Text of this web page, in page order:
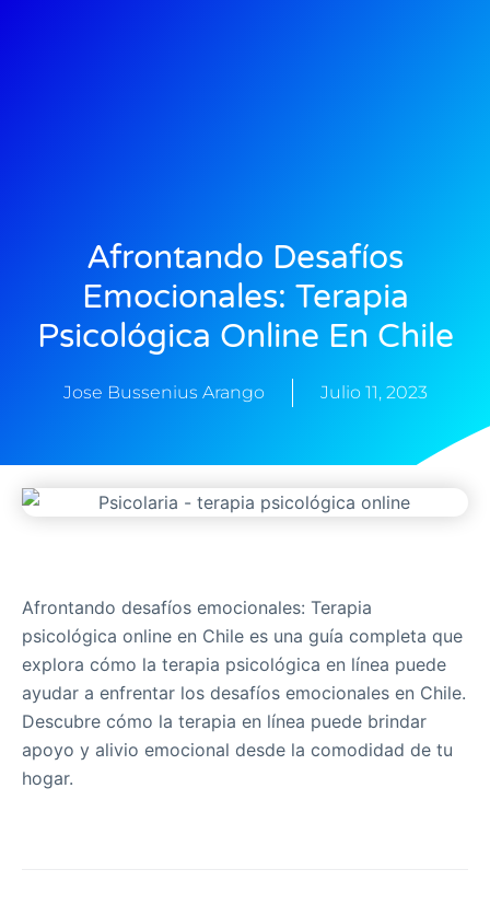
Afrontando Desafíos
Emocionales: Terapia
Psicológica Online En Chile
Jose Bussenius Arango Julio 11, 2023
Afrontando desafíos emocionales: Terapia
psicológica online en Chile es una guía completa que
explora cómo la terapia psicológica en línea puede
ayudar a enfrentar los desafíos emocionales en Chile.
Descubre cómo la terapia en línea puede brindar
apoyo y alivio emocional desde la comodidad de tu
hogar.